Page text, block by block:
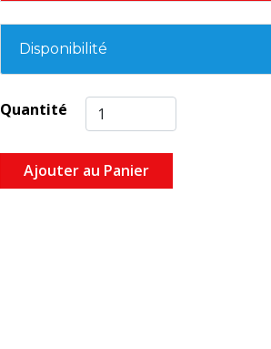
Disponibilité
Quantité
Ajouter au Panier